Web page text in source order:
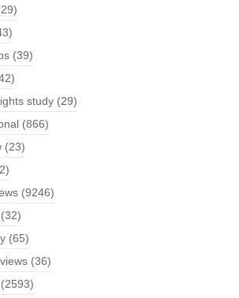
(39)
study (29)
(866)
(23)
(9246)
(32)
(65)
(36)
(2593)